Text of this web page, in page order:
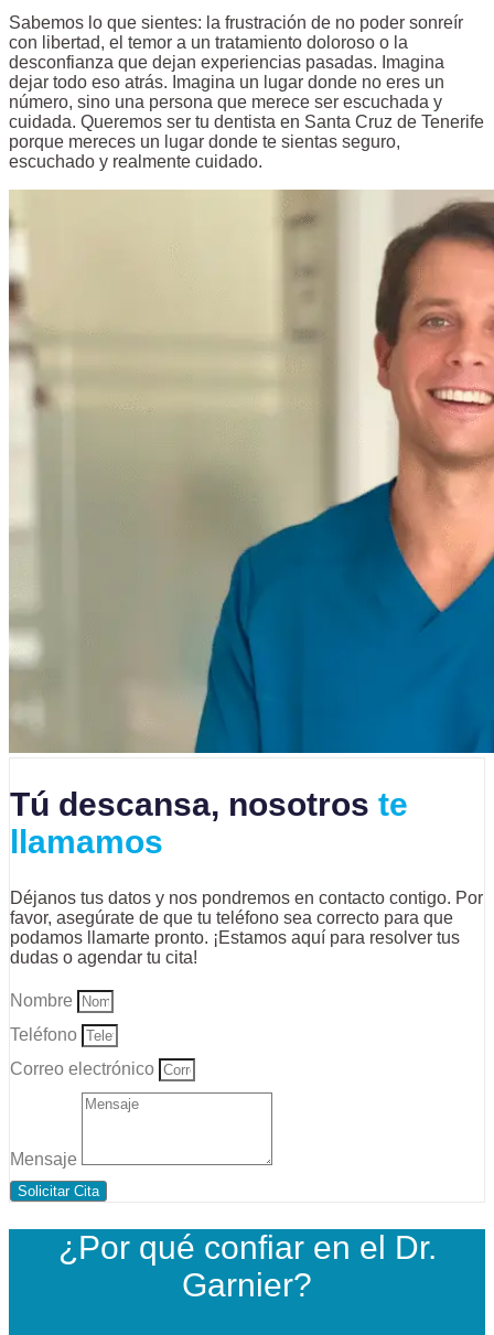
Sabemos lo que sientes: la frustración de no poder sonreír
con libertad, el temor a un tratamiento doloroso o la
desconfianza que dejan experiencias pasadas. Imagina
dejar todo eso atrás. Imagina un lugar donde no eres un
número, sino una persona que merece ser escuchada y
cuidada. Queremos ser tu dentista en Santa Cruz de Tenerife
porque mereces un lugar donde te sientas seguro,
escuchado y realmente cuidado.
Tú descansa, nosotros te
llamamos
Déjanos tus datos y nos pondremos en contacto contigo. Por
favor, asegúrate de que tu teléfono sea correcto para que
podamos llamarte pronto. ¡Estamos aquí para resolver tus
dudas o agendar tu cita!
Nombre
Teléfono
Correo electrónico
Mensaje
Solicitar Cita
¿Por qué confiar en el Dr.
Garnier?